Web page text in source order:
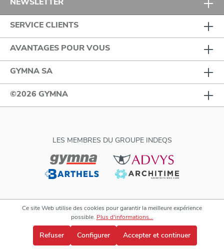
SERVICE CLIENTS
AVANTAGES POUR VOUS
GYMNA SA
©2026 GYMNA
LES MEMBRES DU GROUPE INDEQS
Ce site Web utilise des cookies pour garantir la meilleure expérience
possible. Plus d'informations...
Refuser Configurer Accepter et continuer